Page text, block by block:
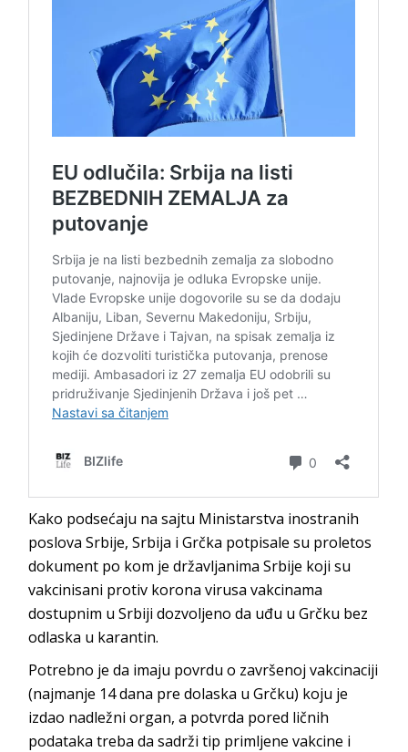
Kako podsećaju na sajtu Ministarstva inostranih
poslova Srbije, Srbija i Grčka potpisale su proletos
dokument po kom je državljanima Srbije koji su
vakcinisani protiv korona virusa vakcinama
dostupnim u Srbiji dozvoljeno da uđu u Grčku bez
odlaska u karantin.
Potrebno je da imaju povrdu o završenoj vakcinaciji
(najmanje 14 dana pre dolaska u Grčku) koju je
izdao nadležni organ, a potvrda pored ličnih
podataka treba da sadrži tip primljene vakcine i